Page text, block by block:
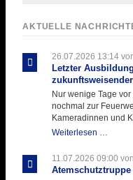
AKTUELLE
26.07.2026 13:14
Letzter
Nur wenige Tage
nochmal zur
Kameradinnen und
Weiterlesen …
für
der
11.07.2026 09:00